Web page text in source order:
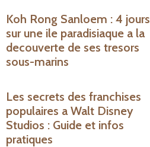
Koh Rong Sanloem : 4 jours
sur une ile paradisiaque a la
decouverte de ses tresors
sous-marins
Les secrets des franchises
populaires a Walt Disney
Studios : Guide et infos
pratiques